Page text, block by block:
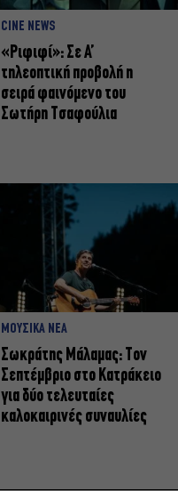
CINE NEWS
«Ριφιφί»: Σε Α’
τηλεοπτική προβολή η
σειρά φαινόμενο του
Σωτήρη Τσαφούλια
ΜΟΥΣΙΚΑ ΝΕΑ
Σωκράτης Μάλαμας: Τον
Σεπτέμβριο στο Κατράκειο
για δύο τελευταίες
καλοκαιρινές συναυλίες